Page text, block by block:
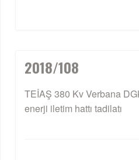
2018/108
TEİAŞ 380 Kv Verbana
enerji iletim hattı tadilatı